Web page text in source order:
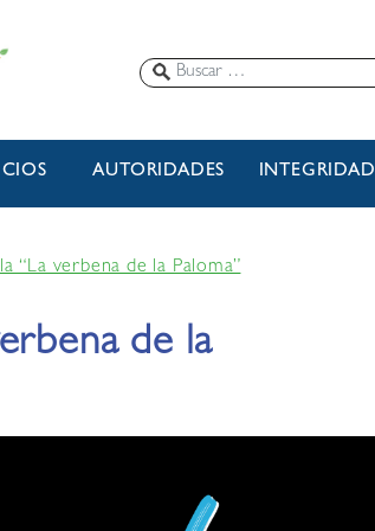
AUTORIDADES INTEGRIDAD
“La verbena de la Paloma”
de la